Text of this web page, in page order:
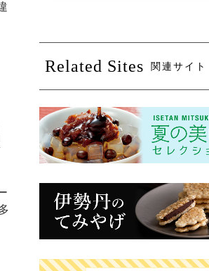
Related Sites 関連サイト